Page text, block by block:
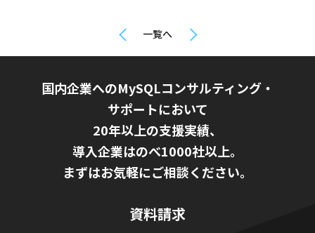
一覧へ
国内企業へのMySQLコンサルティング・
サポートにおいて
20年以上の支援実績、
導入企業はのべ1000社以上。
まずはお気軽にご相談ください。
資料請求